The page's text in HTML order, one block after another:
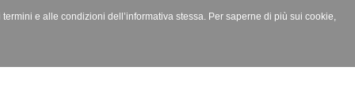
e alle condizioni dell’informativa stessa. Per saperne di più sui cookie,